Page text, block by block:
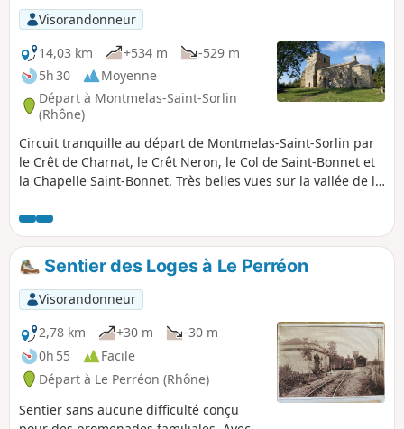
Saône et le Beaujolais.
Visorandonneur
14,03 km
+534 m
-529 m
5h 30
Moyenne
Départ à Montmelas-Saint-Sorlin
(Rhône)
Circuit tranquille au départ de Montmelas-Saint-Sorlin par
le Crêt de Charnat, le Crêt Neron, le Col de Saint-Bonnet et
la Chapelle Saint-Bonnet. Très belles vues sur la vallée de la
Sentier des Loges à Le Perréon
Visorandonneur
2,78 km
+30 m
-30 m
0h 55
Facile
Départ à Le Perréon (Rhône)
Sentier sans aucune difficulté conçu